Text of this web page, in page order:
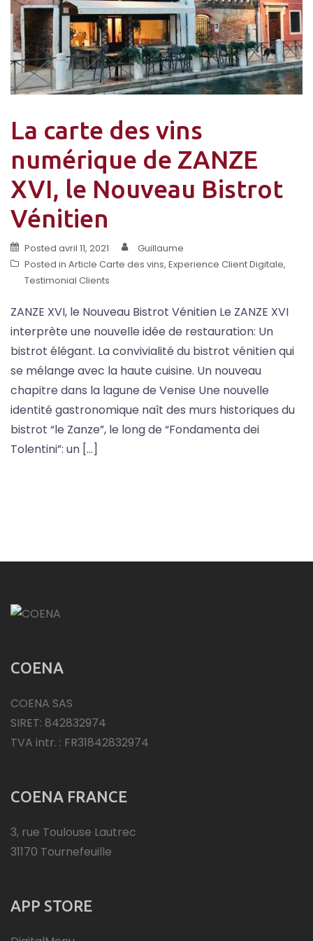
La carte des vins
numérique de ZANZE
XVI, le Nouveau Bistrot
Vénitien
Posted avril 11, 2021
Guillaume
Posted in Article Carte des vins, Experience Client Digitale,
Testimonial Clients
ZANZE XVI, le Nouveau Bistrot Vénitien Le ZANZE XVI
interprète une nouvelle idée de restauration: Un
bistrot élégant. La convivialité du bistrot vénitien qui
se mélange avec la haute cuisine. Un nouveau
chapitre dans la lagune de Venise Une nouvelle
identité gastronomique naît des murs historiques du
bistrot “le Zanze”, le long de “Fondamenta dei
Tolentini”: un […]
COENA
COENA SAS
SIRET: 842832974
TVA intr. : FR31842832974
COENA FRANCE
3, rue Toulouse Lautrec
31170 Tournefeuille
APP STORE